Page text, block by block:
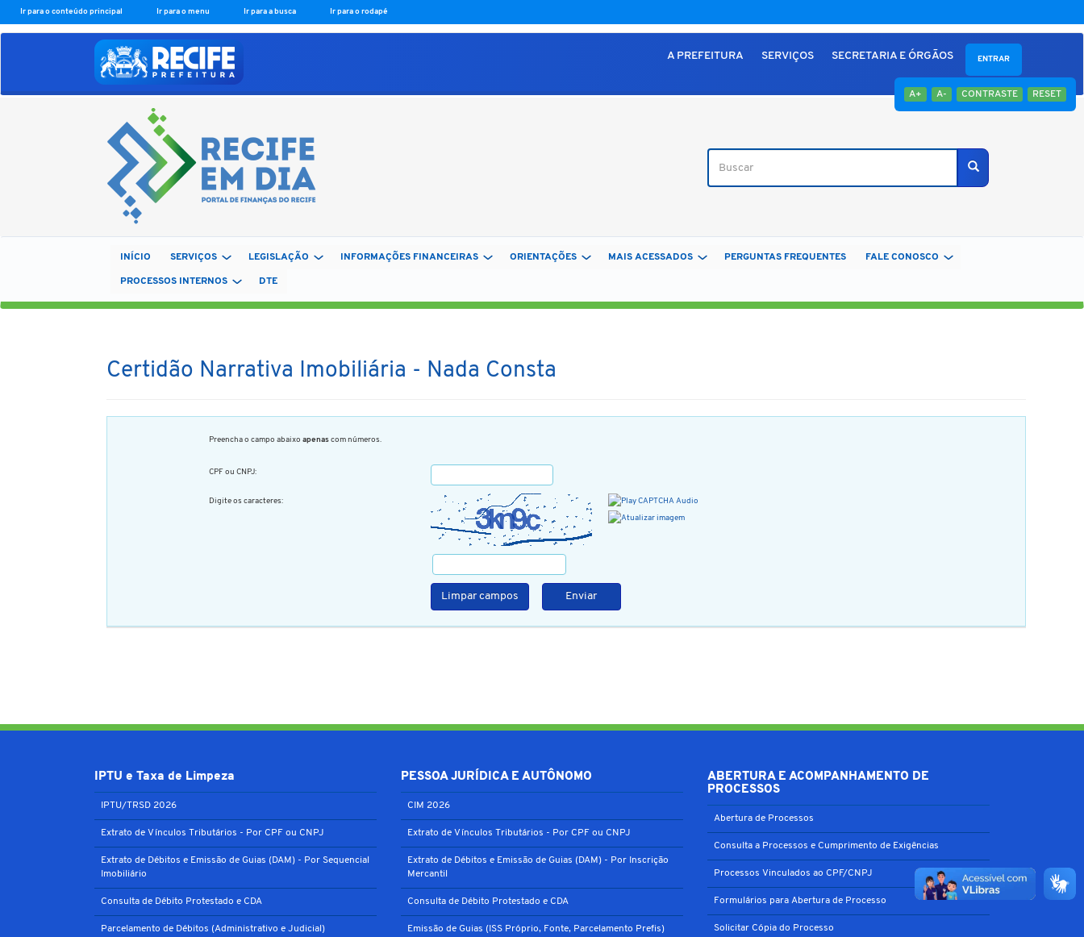
Ir para o conteúdo principal Ir para o menu Ir para a busca Ir para o rodapé
A+ A- CONTRASTE RESET
A PREFEITURA SERVIÇOS SECRETARIA E ÓRGÃOS
Buscar
ENTRAR
INÍCIO SERVIÇOS LEGISLAÇÃO INFORMAÇÕES FINANCEIRAS ORIENTAÇÕES MAIS ACESSADOS PERGUNTAS FREQUENTES FALE CONOSCO
PROCESSOS INTERNOS DTE
Certidão Narrativa Imobiliária - Nada Consta
Preencha o campo abaixo apenascom números.
CPF ou CNPJ:
Digite os caracteres:
Limpar campos Enviar
IPTU e Taxa de Limpeza
IPTU/TRSD 2026
Extrato de Vínculos Tributários - Por CPF ou CNPJ
Extrato de Débitos e Emissão de Guias (DAM) - Por Sequencial
Imobiliário
Consulta de Débito Protestado e CDA
Parcelamento de Débitos (Administrativo e Judicial)
PESSOA JURÍDICA E AUTÔNOMO
CIM 2026
Extrato de Vínculos Tributários - Por CPF ou CNPJ
Extrato de Débitos e Emissão de Guias (DAM) - Por Inscrição
Mercantil
Consulta de Débito Protestado e CDA
Emissão de Guias (ISS Próprio, Fonte, Parcelamento Prefis)
ABERTURA E ACOMPANHAMENTO DE
PROCESSOS
Abertura de Processos
Consulta a Processos e Cumprimento de Exigências
Processos Vinculados ao CPF/CNPJ
Formulários para Abertura de Processo
Solicitar Cópia do Processo